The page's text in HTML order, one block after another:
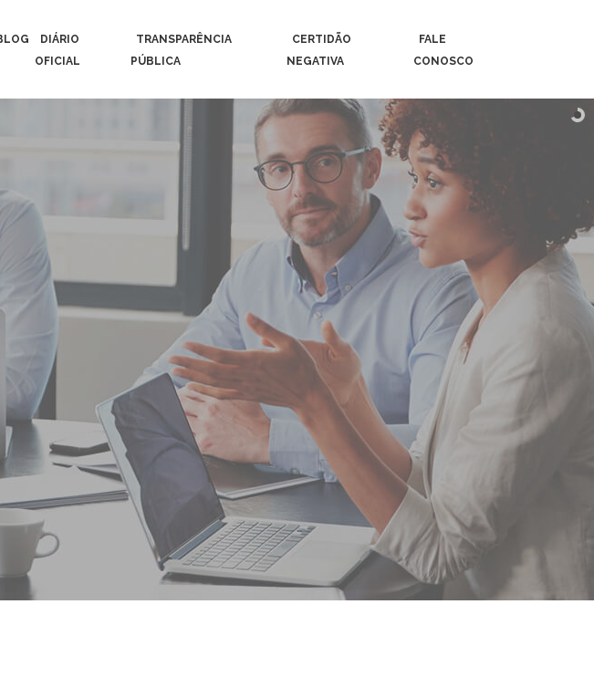
DIÁRIO
OFICIAL
TRANSPARÊNCIA
PÚBLICA
CERTIDÃO
NEGATIVA
FALE
CONOSCO